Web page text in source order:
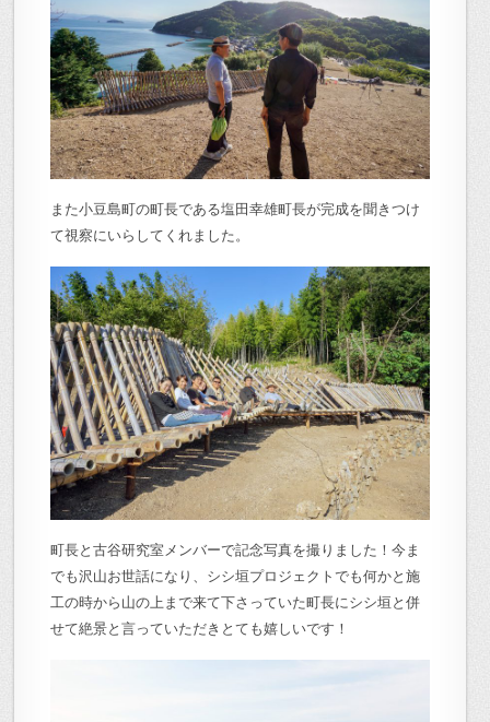
また小豆島町の町長である塩田幸雄町長が完成を聞きつけ
て視察にいらしてくれました。
町長と古谷研究室メンバーで記念写真を撮りました！今ま
でも沢山お世話になり、シシ垣プロジェクトでも何かと施
工の時から山の上まで来て下さっていた町長にシシ垣と併
せて絶景と言っていただきとても嬉しいです！